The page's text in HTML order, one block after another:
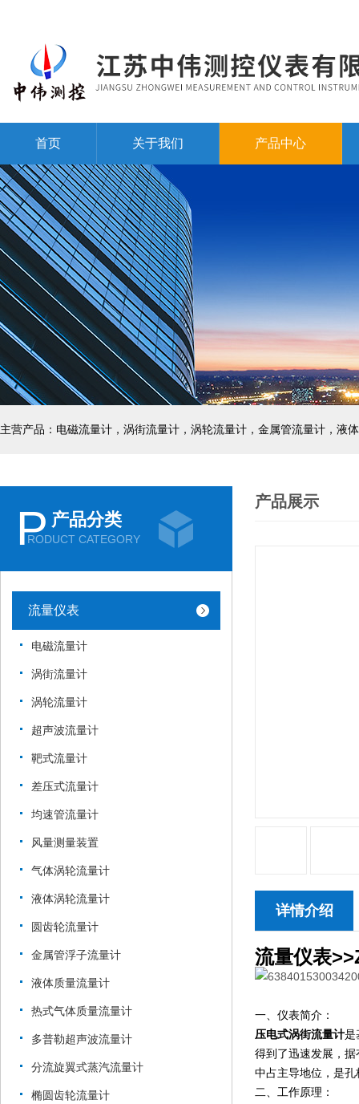
首页 关于我们 产品中心
主营产品：电磁流量计，涡街流量计，涡轮流量计，金属管流量计，液
P 产品分类
RODUCT CATEGORY
流量仪表
电磁流量计
涡街流量计
涡轮流量计
超声波流量计
靶式流量计
差压式流量计
均速管流量计
风量测量装置
气体涡轮流量计
液体涡轮流量计
圆齿轮流量计
金属管浮子流量计
液体质量流量计
热式气体质量流量计
多普勒超声波流量计
分流旋翼式蒸汽流量计
椭圆齿轮流量计
产品展示
详情介绍
流量仪表
一、仪表简介：
压电式涡街流量计是
得到了迅速发展，
中占主导地位，是
二、工作原理：